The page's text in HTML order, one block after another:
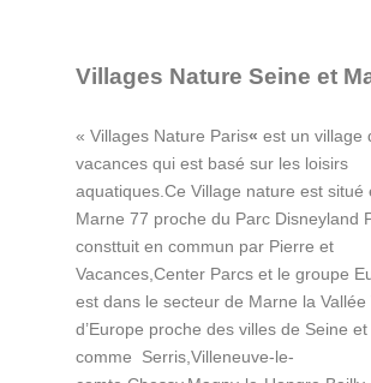
Villages Nature Seine et
« Villages Nature Paris« est un village
vacances qui est basé sur les loisirs
aquatiques.Ce Village nature est situé
Marne 77 proche du Parc Disneyland
consttuit en commun par Pierre et
Vacances,Center Parcs et le groupe
est dans le secteur de Marne la Vallée
d’Europe proche des villes de Seine
comme Serris,Villeneuve-le-